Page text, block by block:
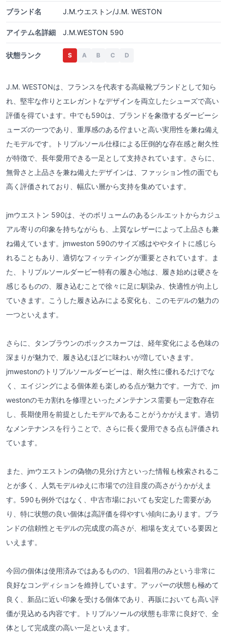
ブランド名 J.M.ウエストン/J.M. WESTON
アイテム名詳細 J.M.WESTON 590
状態ランク S A B C D
J.M. WESTONは、フランスを代表する高級靴ブランドとして知ら
れ、堅牢な作りとエレガントなデザインを両立したシューズで高い
評価を得ています。中でも590は、ブランドを象徴するダービーシ
ューズの一つであり、重厚感のある佇まいと高い実用性を兼ね備え
たモデルです。トリプルソール仕様による圧倒的な存在感と耐久性
が特徴で、長年愛用できる一足として支持されています。さらに、
無骨さと上品さを兼ね備えたデザインは、ファッション性の面でも
高く評価されており、幅広い層から支持を集めています。
jmウエストン 590は、そのボリュームのあるシルエットからカジュ
アル寄りの印象を持ちながらも、上質なレザーによって上品さも兼
ね備えています。jmweston 590のサイズ感はややタイトに感じら
れることもあり、適切なフィッティングが重要とされています。ま
た、トリプルソールダービー特有の履き心地は、履き始めは硬さを
感じるものの、履き込むことで徐々に足に馴染み、快適性が向上し
ていきます。こうした履き込みによる変化も、このモデルの魅力の
一つといえます。
さらに、タンブラウンのボックスカーフは、経年変化による色味の
深まりが魅力で、履き込むほどに味わいが増していきます。
jmwestonのトリプルソールダービーは、耐久性に優れるだけでな
く、エイジングによる個体差も楽しめる点が魅力です。一方で、jm
westonのモカ割れを修理といったメンテナンス需要も一定数存在
し、長期使用を前提としたモデルであることがうかがえます。適切
なメンテナンスを行うことで、さらに長く愛用できる点も評価され
ています。
また、jmウエストンの偽物の見分け方といった情報も検索されるこ
とが多く、人気モデルゆえに市場での注目度の高さがうかがえま
す。590も例外ではなく、中古市場においても安定した需要があ
り、特に状態の良い個体は高評価を得やすい傾向にあります。ブラ
ンドの信頼性とモデルの完成度の高さが、相場を支えている要因と
いえます。
今回の個体は使用済みではあるものの、1回着用のみという非常に
良好なコンディションを維持しています。アッパーの状態も極めて
良く、新品に近い印象を受ける個体であり、再販においても高い評
価が見込める内容です。トリプルソールの状態も非常に良好で、全
体として完成度の高い一足といえます。